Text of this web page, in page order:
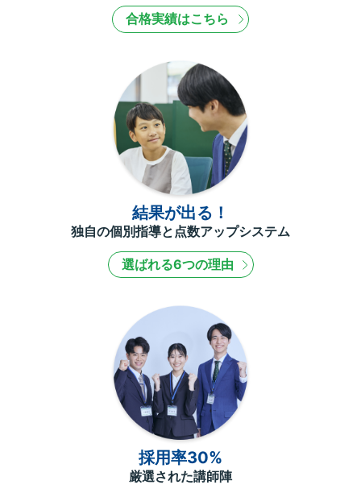
合格実績はこちら
結果が出る！
独自の個別指導と点数アップシステム
選ばれる6つの理由
採用率30%
厳選された講師陣